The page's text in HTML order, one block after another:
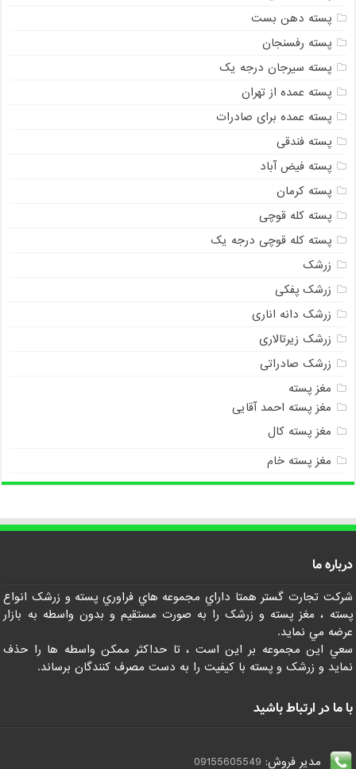
پسته دهن بست
پسته رفسنجان
پسته سیرجان درجه یک
پسته عمده از تهران
پسته عمده برای صادرات
پسته فندقی
پسته فیض آباد
پسته کرمان
پسته کله قوچی
پسته کله قوچی درجه یک
زرشک
زرشک پفکی
زرشک دانه اناری
زرشک زیرتالاری
زرشک صادراتی
مغز پسته
مغز پسته احمد آقایی
مغز پسته کال
مغز پسته خام
درباره ما
شرکت تجارت گستر همتا داراي مجموعه هاي فراوري پسته و زرشک انواع
پسته ، مغز پسته و زرشک را به صورت مستقيم و بدون واسطه به بازار
عرضه مي نمايد.
سعي اين مجموعه بر اين است ، تا حداکثر ممکن واسطه ها را حذف
نمايد و زرشک و پسته با کيفيت را به دست مصرف کنندگان برساند.
با ما در ارتباط باشید
مدیر فروش: 09155605549